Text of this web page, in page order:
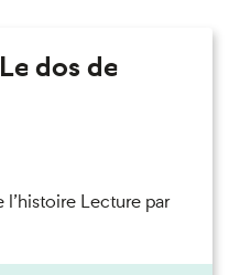
dos de
Lecture par